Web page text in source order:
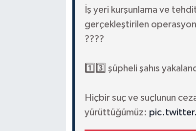
İş yeri kurşunlama ve
gerçekleştirilen
????
1️⃣3️⃣ şüpheli şahıs
Hiçbir suç ve suçlunun
yürüttüğümüz: